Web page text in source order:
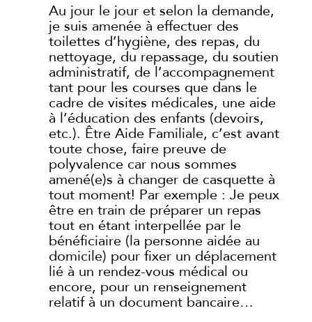
Au jour le jour et selon la demande,
je suis amenée à effectuer des
toilettes d’hygiène, des repas, du
nettoyage, du repassage, du soutien
administratif, de l’accompagnement
tant pour les courses que dans le
cadre de visites médicales, une aide
à l’éducation des enfants (devoirs,
etc.). Être Aide Familiale, c’est avant
toute chose, faire preuve de
polyvalence car nous sommes
amené(e)s à changer de casquette à
tout moment! Par exemple : Je peux
être en train de préparer un repas
tout en étant interpellée par le
bénéficiaire (la personne aidée au
domicile) pour fixer un déplacement
lié à un rendez-vous médical ou
encore, pour un renseignement
relatif à un document bancaire…